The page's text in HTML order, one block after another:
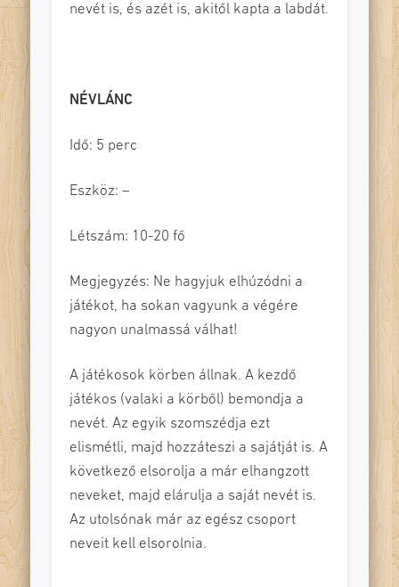
nevét is, és azét is, akitől kapta a labdát.
NÉVLÁNC
Idő: 5 perc
Eszköz: –
Létszám: 10-20 fő
Megjegyzés: Ne hagyjuk elhúzódni a
játékot, ha sokan vagyunk a végére
nagyon unalmassá válhat!
A játékosok körben állnak. A kezdő
játékos (valaki a körből) bemondja a
nevét. Az egyik szomszédja ezt
elismétli, majd hozzáteszi a sajátját is. A
következő elsorolja a már elhangzott
neveket, majd elárulja a saját nevét is.
Az utolsónak már az egész csoport
neveit kell elsorolnia.